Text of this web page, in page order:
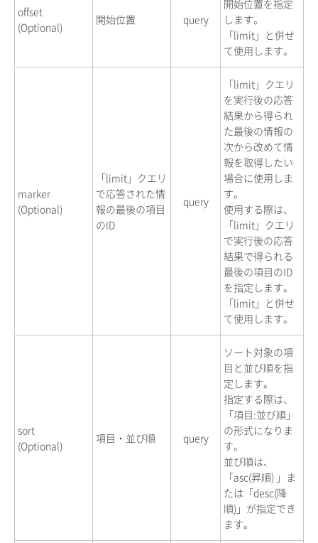
offset
(Optional)
開始位置 query
開始位置を指定
します。
「limit」と併せ
て使用します。
marker
(Optional)
「limit」クエリ
で応答された情
報の最後の項目
のID
query
「limit」クエリ
を実行後の応答
結果から得られ
た最後の情報の
次から改めて情
報を取得したい
場合に使用しま
す。
使用する際は、
「limit」クエリ
で実行後の応答
結果で得られる
最後の項目のID
を指定します。
「limit」と併せ
て使用します。
sort
(Optional)
項目・並び順 query
ソート対象の項
目と並び順を指
定します。
指定する際は、
「項目:並び順」
の形式になりま
す。
並び順は、
「asc(昇順) 」ま
たは「desc(降
順)」が指定でき
ます。